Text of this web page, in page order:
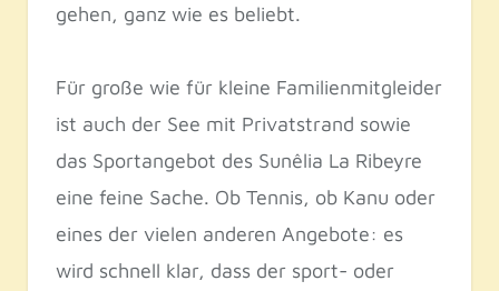
gehen, ganz wie es beliebt.
Für große wie für kleine Familienmitgleider
ist auch der See mit Privatstrand sowie
das Sportangebot des Sunêlia La Ribeyre
eine feine Sache. Ob Tennis, ob Kanu oder
eines der vielen anderen Angebote: es
wird schnell klar, dass der sport- oder